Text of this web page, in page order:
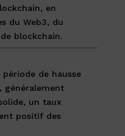
en
du Web3, du
blockchain.
de hausse
généralement
un taux
positif des